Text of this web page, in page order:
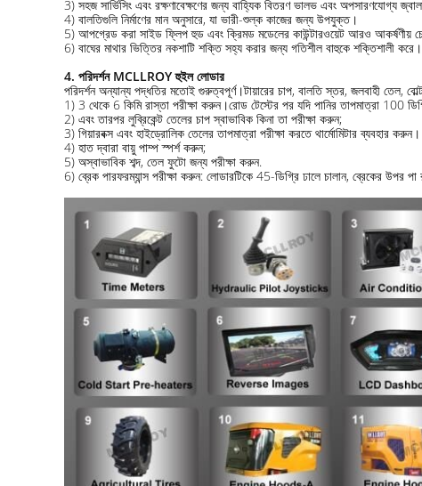
3) সহজ সার্ভিসিং এবং রক্ষণাবেক্ষণের জন্য বাহ্যিক বিতরণ ভালভ এবং অপসারণযোগ্য
4) বালতিগুলি নির্মাণের মান অনুসারে, যা ভারী-শুল্ক কাজের জন্য উপযুক্ত।
5) আপগ্রেড করা সাইড ফ্লিপ হুড এবং ক্রিমড মডেলের কাউন্টারওয়েট আরও আকর্ষণীয়
6) বাঘের মাথার ভিত্তির নকশাটি শক্তি সহ্য করার জন্য গতিশীল বাহুকে শক্তিশালী করে।
4. পরিদর্শন MCLLROY হুইল লোডার
পরিদর্শন অন্যান্য পদ্ধতির মতোই গুরুত্বপূর্ণ।টায়ারের চাপ, বালতি স্তর, জলবাহী তেল,
1) 3 থেকে 6 কিমি রাস্তা পরীক্ষা করুন।রোড টেস্টের পর যদি পানির তাপমাত্রা 100
2) এবং তারপর লুব্রিকেন্ট তেলের চাপ স্বাভাবিক কিনা তা পরীক্ষা করুন;
3) গিয়ারবক্স এবং হাইড্রোলিক তেলের তাপমাত্রা পরীক্ষা করতে থার্মোমিটার ব্যবহার করুন।
4) হাত দ্বারা বায়ু পাম্প স্পর্শ করুন;
5) অস্বাভাবিক শব্দ, তেল ফুটো জন্য পরীক্ষা করুন.
6) ব্রেক পারফরম্যান্স পরীক্ষা করুন: লোডারটিকে 45-ডিগ্রি ঢালে চালান, ব্রেকের উপর